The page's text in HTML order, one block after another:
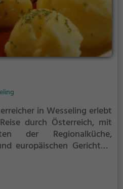
in Wesseling erlebt
durch Österreich, mit
der Regionalküche,
europäischen Gerichten.
an Getränken rundet
ab. Egal ob deftige